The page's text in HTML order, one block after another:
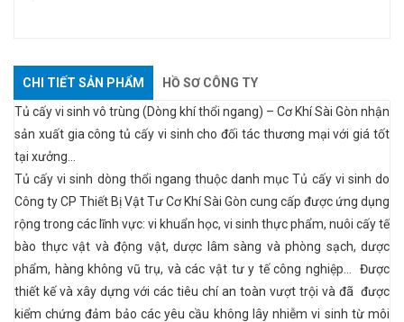
CHI TIẾT SẢN PHẨM
HỒ SƠ CÔNG TY
Tủ cấy vi sinh vô trùng (Dòng khí thổi ngang) – Cơ Khí Sài Gòn nhận
sản xuất gia công tủ cấy vi sinh cho đối tác thương mại với giá tốt
tại xưởng…
Tủ cấy vi sinh dòng thổi ngang thuộc danh mục Tủ cấy vi sinh do
Công ty CP Thiết Bị Vật Tư Cơ Khí Sài Gòn cung cấp được ứng dụng
rộng trong các lĩnh vực: vi khuẩn học, vi sinh thực phẩm, nuôi cấy tế
bào thực vật và động vật, dược lâm sàng và phòng sạch, dược
phẩm, hàng không vũ trụ, và các vật tư y tế công nghiệp… Được
thiết kế và xây dựng với các tiêu chí an toàn vượt trội và đã được
kiểm chứng đảm bảo các yêu cầu không lây nhiễm vi sinh từ môi